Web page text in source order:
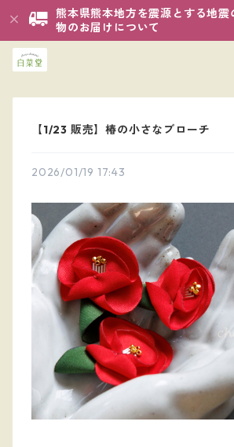
熊本県熊本地方を震源とする地
物のお届けについて
【1/23 販売】椿の小さなブローチ
2026/01/19 17:43